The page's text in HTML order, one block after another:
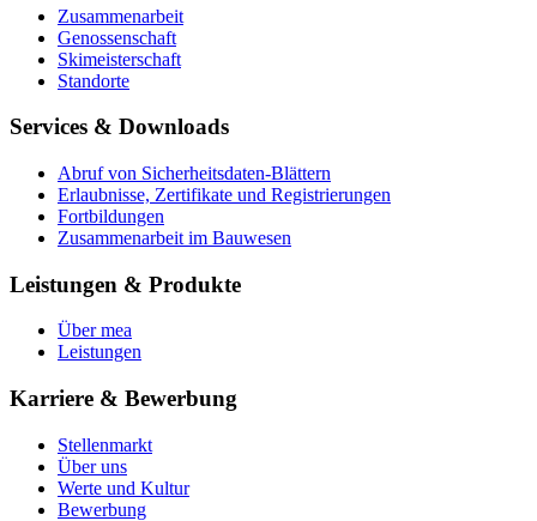
Zusammenarbeit
Genossenschaft
Skimeisterschaft
Standorte
Services & Downloads
Abruf von Sicherheitsdaten-Blättern
Erlaubnisse, Zertifikate und Registrierungen
Fortbildungen
Zusammenarbeit im Bauwesen
Leistungen & Produkte
Über mea
Leistungen
Karriere & Bewerbung
Stellenmarkt
Über uns
Werte und Kultur
Bewerbung